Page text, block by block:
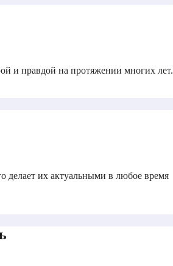
и правдой на протяжении многих лет.
делает их актуальными в любое время